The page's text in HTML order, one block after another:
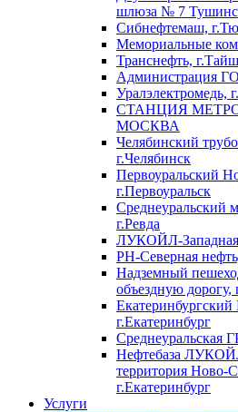
шлюза № 7
Сибнефтемаш,
Мемориальные
Транснефть,
Администрация
Уралэлектромедь,
СТАНЦИЯ
МОСКВА
Челябинский
г.Челябинск
Первоуральский
г.Первоуральск
Среднеуральский
г.Ревда
ЛУКОЙЛ-Западная
РН-Северная
Надземный
объездную дорогу,
г.Екатеринбург
Среднеуральская
Нефтебаза
территория Ново-
г.Екатеринбург
Услуги